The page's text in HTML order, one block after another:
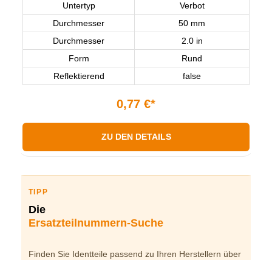
Untertyp
Verbot
Durchmesser
50 mm
Durchmesser
2.0 in
Form
Rund
Reflektierend
false
0,77 €*
ZU DEN DETAILS
TIPP
Die
Ersatzteilnummern-Suche
Finden Sie Identteile passend zu Ihren Herstellern über